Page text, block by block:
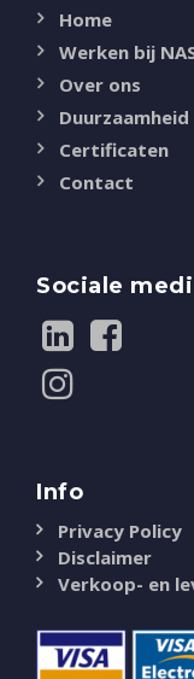
Home
Werken bij
Over ons
Duurzaamheid
Certificaten
Contact
Sociale
Info
Privacy Policy
Disclaimer
Verkoop- en